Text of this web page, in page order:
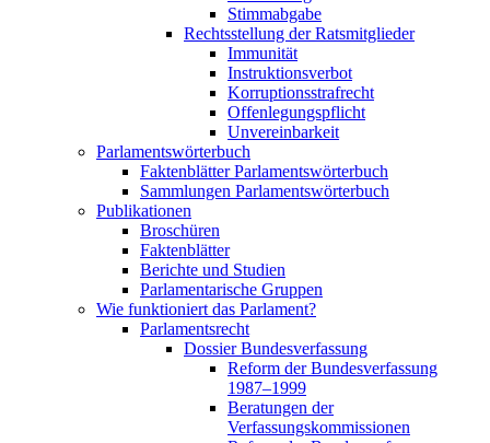
Stimmabgabe
Rechtsstellung der Ratsmitglieder
Immunität
Instruktionsverbot
Korruptionsstrafrecht
Offenlegungspflicht
Unvereinbarkeit
Parlamentswörterbuch
Faktenblätter Parlamentswörterbuch
Sammlungen Parlamentswörterbuch
Publikationen
Broschüren
Faktenblätter
Berichte und Studien
Parlamentarische Gruppen
Wie funktioniert das Parlament?
Parlamentsrecht
Dossier Bundesverfassung
Reform der Bundesverfassung
1987–1999
Beratungen der
Verfassungskommissionen